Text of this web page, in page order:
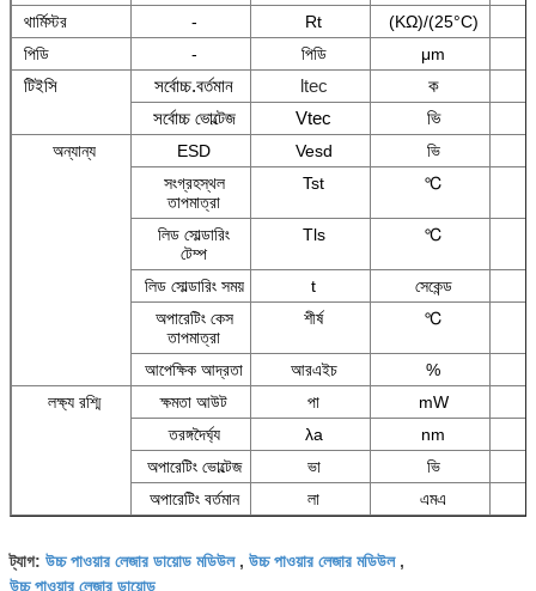
থার্মিস্টর
- Rt
(KΩ)/(25°C)
পিডি
- পিডি μm
টিইসি সর্বোচ্চ.বর্তমান ltec
ক
সর্বোচ্চ ভোল্টেজ
Vtec ভি
অন্যান্য ESD Vesd
ভি
সংগ্রহস্থল
তাপমাত্রা
Tst ℃
লিড সোল্ডারিং
টেম্প
Tls ℃
লিড সোল্ডারিং সময় t
সেকেন্ড
অপারেটিং কেস
তাপমাত্রা
শীর্ষ ℃
আপেক্ষিক আদ্রতা আরএইচ
%
লক্ষ্য রশ্মি
ক্ষমতা আউট পা
mW
তরঙ্গদৈর্ঘ্য
λa
nm
অপারেটিং ভোল্টেজ
ভা
ভি
অপারেটিং বর্তমান
লা এমএ
ট্যাগ: উচ্চ পাওয়ার লেজার ডায়োড মডিউল, উচ্চ পাওয়ার লেজার মডিউল,
উচ্চ পাওয়ার লেজার ডায়োড